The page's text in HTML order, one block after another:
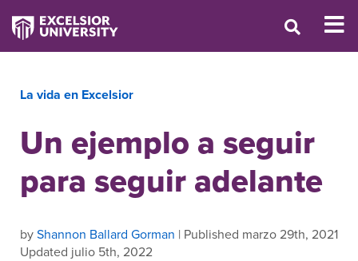
La vida en Excelsior
Un ejemplo a seguir
para seguir adelante
byShannon Ballard Gorman | Published marzo 29th, 2021
Updated julio 5th, 2022